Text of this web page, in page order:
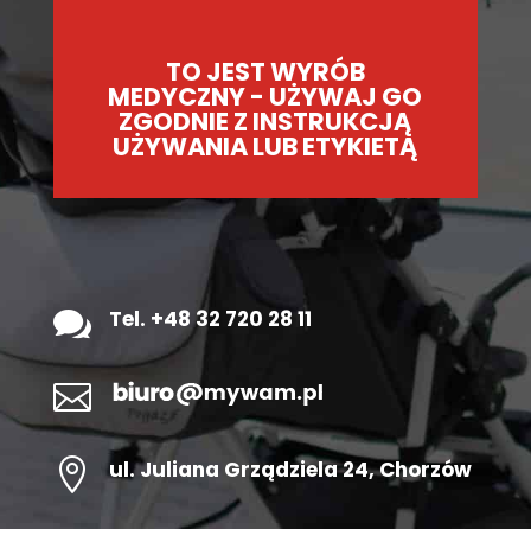
TO JEST WYRÓB
MEDYCZNY - UŻYWAJ GO
ZGODNIE Z INSTRUKCJĄ
UŻYWANIA LUB ETYKIETĄ
 Tel. +48 32 720 28 11

 ul.Juliana Grządziela 24, Chorzów